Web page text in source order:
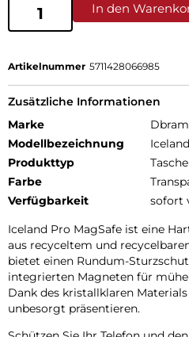
In den
Artikelnummer 5711428066985
Zusätzliche Informationen
Marke
Modellbezeichnung
Produkttyp
Farbe
Verfügbarkeit
sofort
Iceland Pro MagSafe ist eine
aus recyceltem und
bietet einen Rundum-
integrierten Magneten für
Dank des kristallklaren
unbesorgt präsentieren.